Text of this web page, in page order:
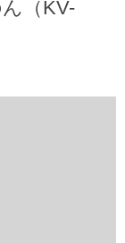
（KV-